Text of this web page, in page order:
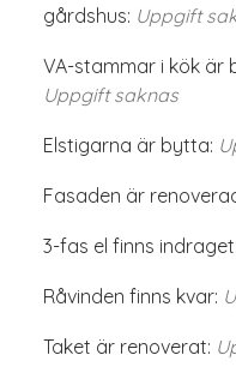
gårdshus: Uppgift
VA-stammar i kök är
Uppgift saknas
Elstigarna är bytta:
Fasaden är
3-fas el finns indraget:
Råvinden finns kvar:
Taket är renoverat: